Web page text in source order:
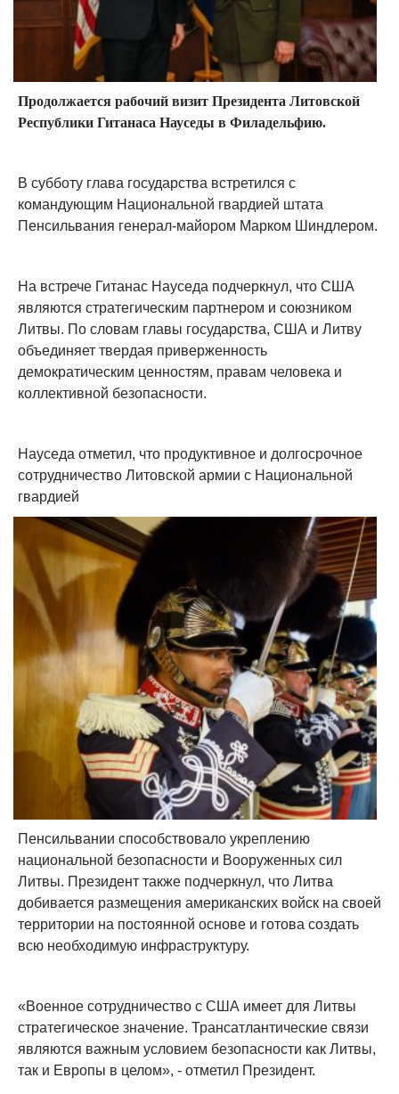
Продолжается рабочий визит Президента Литовской
Республики Гитанаса Науседы в Филадельфию.
В субботу глава государства встретился с
командующим Национальной гвардией штата
Пенсильвания генерал-майором Марком Шиндлером.
На встрече Гитанас Науседа подчеркнул, что США
являются стратегическим партнером и союзником
Литвы. По словам главы государства, США и Литву
объединяет твердая приверженность
демократическим ценностям, правам человека и
коллективной безопасности.
Науседа отметил, что продуктивное и долгосрочное
сотрудничество Литовской армии с Национальной
гвардией
Пенсильвании способствовало укреплению
национальной безопасности и Вооруженных сил
Литвы. Президент также подчеркнул, что Литва
добивается размещения американских войск на своей
территории на постоянной основе и готова создать
всю необходимую инфраструктуру.
«Военное сотрудничество с США имеет для Литвы
стратегическое значение. Трансатлантические связи
являются важным условием безопасности как Литвы,
так и Европы в целом», - отметил Президент.